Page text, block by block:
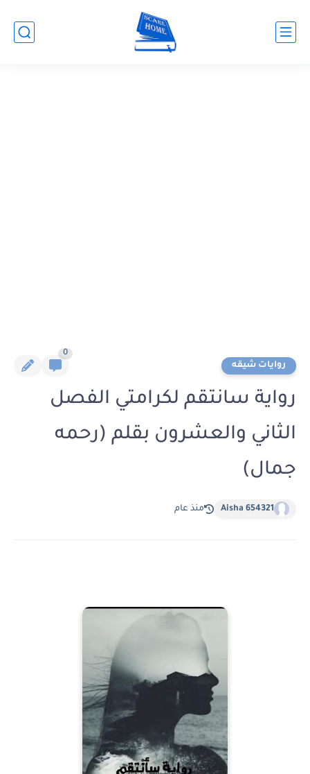
روايات شيقه
0
رواية سانتقم لكرامتي الفصل
الثاني والعشرون بقلم (رحمه
جمال)
Aisha 654321 منذ عام